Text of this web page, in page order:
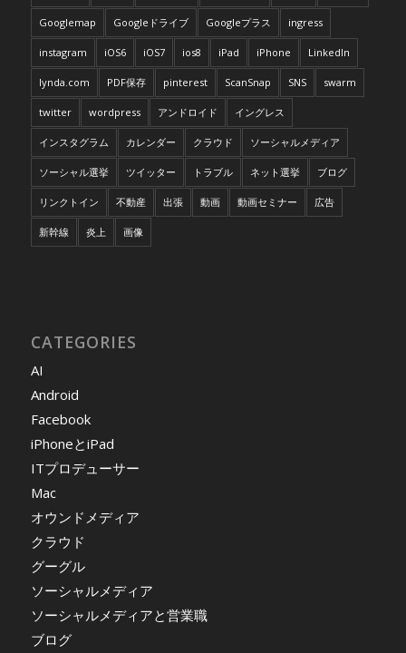
Googlemap Googleドライブ Googleプラス ingress
instagram iOS6 iOS7 ios8 iPad iPhone LinkedIn
lynda.com PDF保存 pinterest ScanSnap SNS swarm
twitter wordpress アンドロイド イングレス
インスタグラム カレンダー クラウド ソーシャルメディア
ソーシャル選挙 ツイッター トラブル ネット選挙 ブログ
リンクトイン 不動産 出張 動画 動画セミナー 広告
新幹線 炎上 画像
CATEGORIES
AI
Android
Facebook
iPhoneとiPad
ITプロデューサー
Mac
オウンドメディア
クラウド
グーグル
ソーシャルメディア
ソーシャルメディアと営業職
ブログ